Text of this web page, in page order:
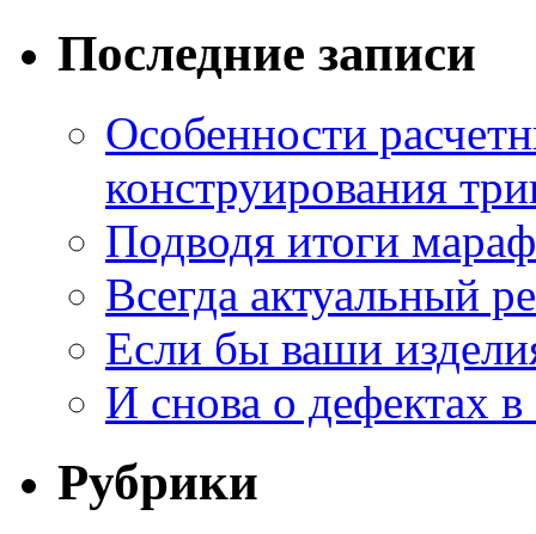
Последние записи
Особенности
конструирования
Подводя итоги
Всегда актуальный
Если бы ваши
И снова о дефектах
Рубрики